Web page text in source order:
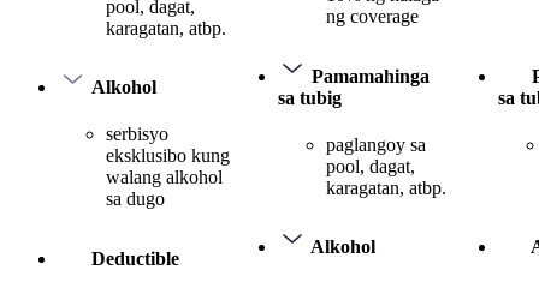
pool, dagat,
karagatan, atbp.
Alkohol
serbisyo
eksklusibo kung
walang alkohol
sa dugo
Deductible
ng coverage
Pamamahinga
sa tubig
paglangoy sa
pool, dagat,
karagatan, atbp.
Alkohol
sa